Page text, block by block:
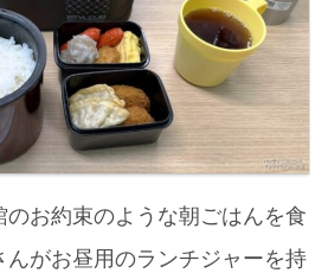
のお約束のような朝ごはんを食
がお昼用のランチジャーを持